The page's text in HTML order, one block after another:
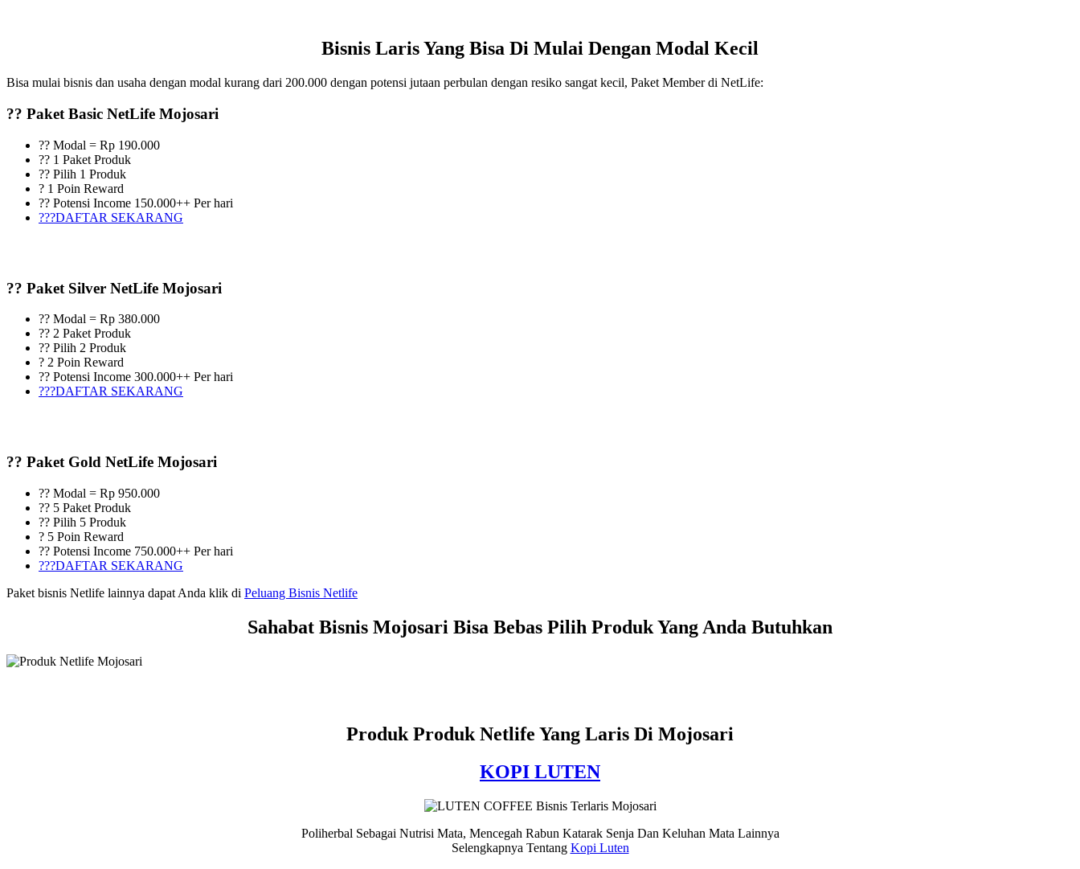
Bisnis Laris Yang Bisa Di Mulai Dengan Modal Kecil
Bisa mulai bisnis dan usaha dengan modal kurang dari 200.000 dengan potensi jutaan perbulan dengan resiko sangat kecil, Paket Member di NetLife:
?? Paket Basic NetLife Mojosari
?? Modal = Rp 190.000
?? 1 Paket Produk
?? Pilih 1 Produk
? 1 Poin Reward
?? Potensi Income 150.000++ Per hari
???DAFTAR SEKARANG
?? Paket Silver NetLife Mojosari
?? Modal = Rp 380.000
?? 2 Paket Produk
?? Pilih 2 Produk
? 2 Poin Reward
?? Potensi Income 300.000++ Per hari
???DAFTAR SEKARANG
?? Paket Gold NetLife Mojosari
?? Modal = Rp 950.000
?? 5 Paket Produk
?? Pilih 5 Produk
? 5 Poin Reward
?? Potensi Income 750.000++ Per hari
???DAFTAR SEKARANG
Paket bisnis Netlife lainnya dapat Anda klik di Peluang Bisnis Netlife
Sahabat Bisnis Mojosari Bisa Bebas Pilih Produk Yang Anda Butuhkan
Produk Produk Netlife Yang Laris Di Mojosari
KOPI LUTEN
Poliherbal Sebagai Nutrisi Mata, Mencegah Rabun Katarak Senja Dan Keluhan Mata Lainnya
Selengkapnya Tentang Kopi Luten